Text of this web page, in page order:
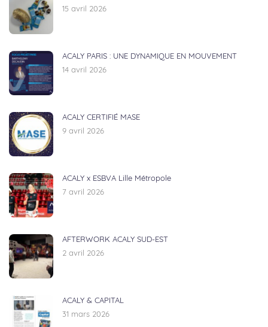
15 avril 2026
ACALY PARIS : UNE DYNAMIQUE EN MOUVEMENT
14 avril 2026
ACALY CERTIFIÉ MASE
9 avril 2026
ACALY x ESBVA Lille Métropole
7 avril 2026
AFTERWORK ACALY SUD-EST
2 avril 2026
ACALY & CAPITAL
31 mars 2026